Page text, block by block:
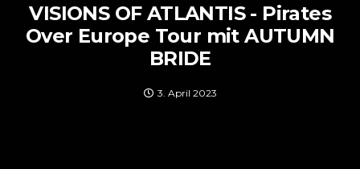
VISIONS OF ATLANTIS - Pirates
Over Europe Tour mit AUTUMN
BRIDE
3. April 2023